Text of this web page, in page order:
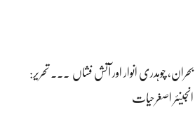
بحران، چوہدری انوار اور آتش فشاں ۔۔۔ تحریر:
انجینئر اصغرحیات